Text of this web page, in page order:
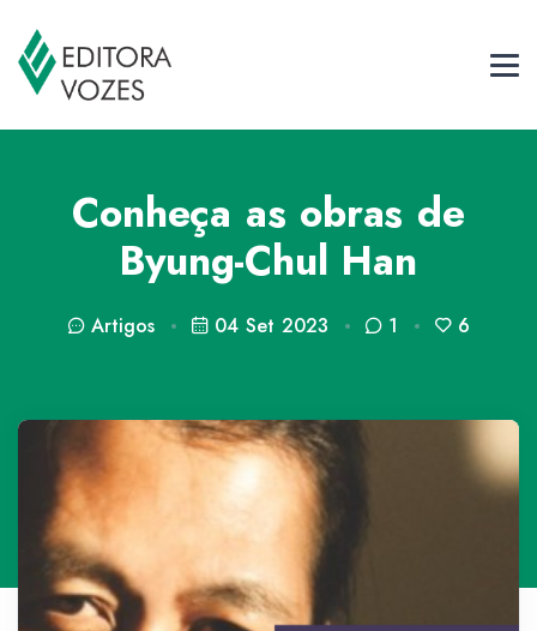
Conheça as obras de
Byung-Chul Han
Artigos 04 Set 2023 1 6